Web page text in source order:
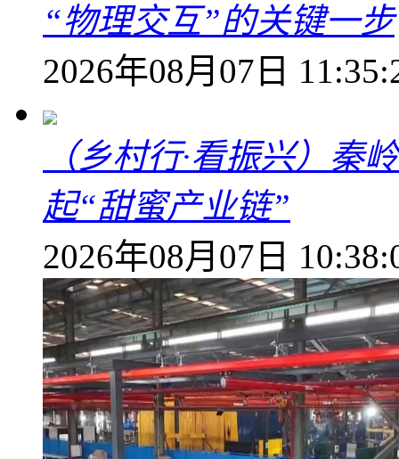
“物理交互”的关键一步
2026年08月07日
（乡村行·看振兴）秦
起“甜蜜产业链”
2026年08月07日